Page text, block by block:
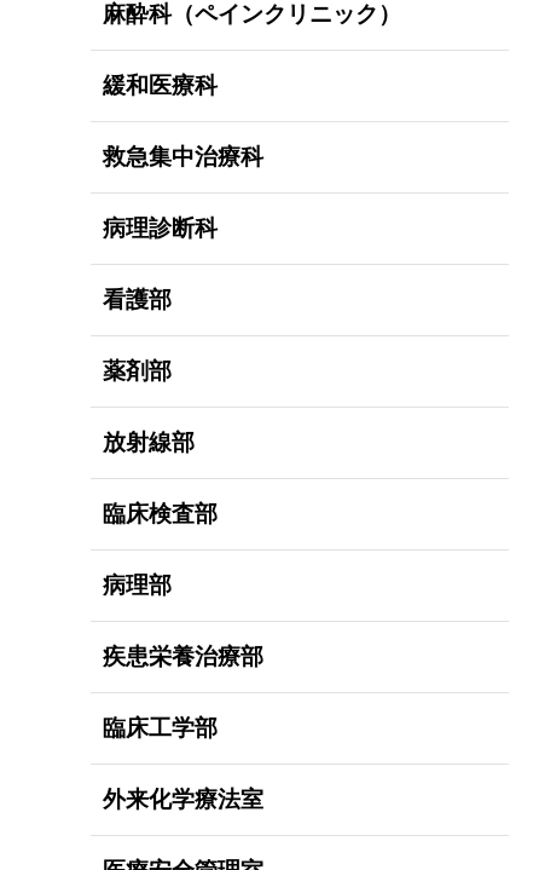
麻酔科（ペインクリニック）
緩和医療科
救急集中治療科
病理診断科
看護部
薬剤部
放射線部
臨床検査部
病理部
疾患栄養治療部
臨床工学部
外来化学療法室